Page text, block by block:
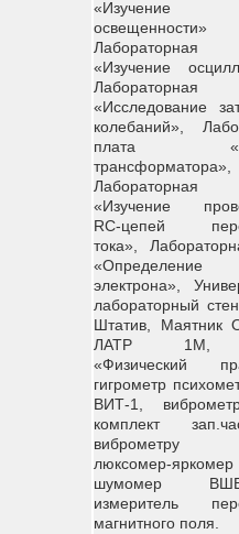
«Изучение
«Изучение
«Исследование
колебаний»,
плата
трансформатора»,
«Изучение
RC-цепей
тока»,
«Определение
электрона»,
лабораторный
Штатив, Маятник
ЛАТР 1М,
«Физический
гигрометр
ВИТ-1,
комплект
виброметру
люксомер-
шумомер ВШВ-
измеритель
магнитного поля.